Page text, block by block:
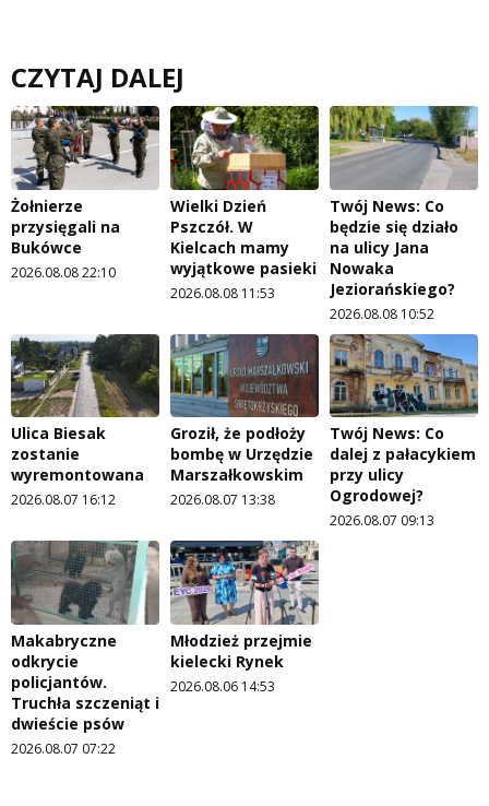
CZYTAJ DALEJ
Żołnierze
przysięgali na
Bukówce
2026.08.08 22:10
Wielki Dzień
Pszczół. W
Kielcach mamy
wyjątkowe pasieki
2026.08.08 11:53
Twój News: Co
będzie się działo
na ulicy Jana
Nowaka
Jeziorańskiego?
2026.08.08 10:52
Ulica Biesak
zostanie
wyremontowana
2026.08.07 16:12
Groził, że podłoży
bombę w Urzędzie
Marszałkowskim
2026.08.07 13:38
Twój News: Co
dalej z pałacykiem
przy ulicy
Ogrodowej?
2026.08.07 09:13
Makabryczne
odkrycie
policjantów.
Truchła szczeniąt i
dwieście psów
2026.08.07 07:22
Młodzież przejmie
kielecki Rynek
2026.08.06 14:53